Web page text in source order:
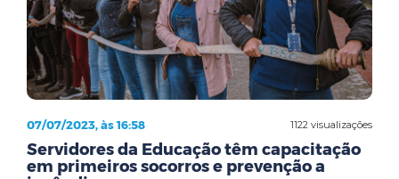
1122 visualizações
07/07/2023, às 16:58
Servidores da Educação têm capacitação
em primeiros socorros e prevenção a